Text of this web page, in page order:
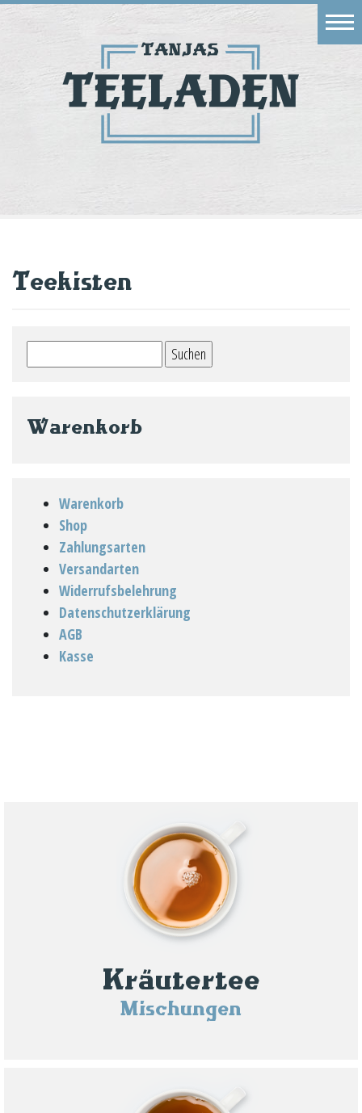
Teekisten
nach:
Warenkorb
Warenkorb
Shop
Zahlungsarten
Versandarten
Widerrufsbelehrung
Datenschutzerklärung
AGB
Kasse
Kräutertee
Mischungen
Geschäft